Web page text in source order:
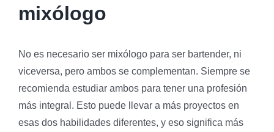
mixólogo
No es necesario ser mixólogo para ser bartender, ni
viceversa, pero ambos se complementan. Siempre se
recomienda estudiar ambos para tener una profesión
más integral. Esto puede llevar a más proyectos en
esas dos habilidades diferentes, y eso significa más